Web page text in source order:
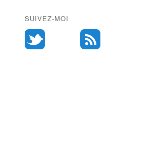
SUIVEZ-MOI